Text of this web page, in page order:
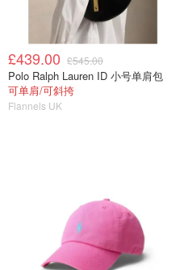
£439.00 £545.00
Polo Ralph Lauren ID 小号单肩包
可单肩/可斜挎
Flannels UK